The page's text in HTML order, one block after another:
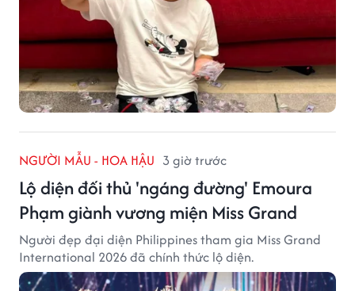
NGƯỜI MẪU - HOA HẬU 3 giờ trước
Lộ diện đối thủ 'ngáng đường' Emoura
Phạm giành vương miện Miss Grand
Người đẹp đại diện Philippines tham gia Miss Grand
International 2026 đã chính thức lộ diện.